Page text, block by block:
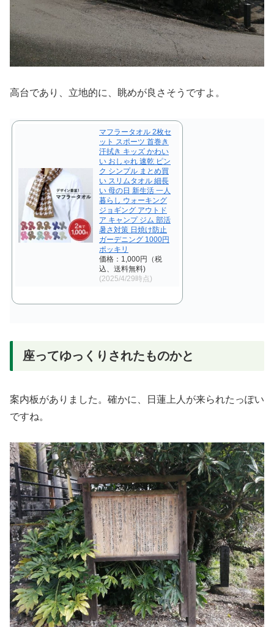
高台であり、立地的に、眺めが良さそうですよ。
マフラータオル 2枚セ
ット スポーツ 首巻き
汗拭き キッズ かわい
い おしゃれ 速乾 ピン
ク シンプル まとめ買
い スリムタオル 細長
い 母の日 新生活 一人
暮らし ウォーキング
ジョギング アウトド
ア キャンプ ジム 部活
暑さ対策 日焼け防止
ガーデニング 1000円
ポッキリ
価格：1,000円（税
込、送料無料)
(2025/4/29時点)
座ってゆっくりされたものかと
案内板がありました。確かに、日蓮上人が来られたっぽい
ですね。